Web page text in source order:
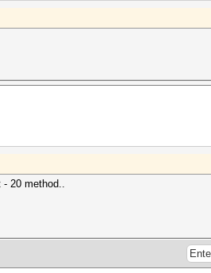
- 20 method..